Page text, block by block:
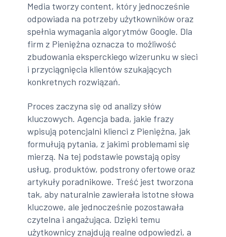
Media tworzy content, który jednocześnie
odpowiada na potrzeby użytkowników oraz
spełnia wymagania algorytmów Google. Dla
firm z Pieniężna oznacza to możliwość
zbudowania eksperckiego wizerunku w sieci
i przyciągnięcia klientów szukających
konkretnych rozwiązań.
Proces zaczyna się od analizy słów
kluczowych. Agencja bada, jakie frazy
wpisują potencjalni klienci z Pieniężna, jak
formułują pytania, z jakimi problemami się
mierzą. Na tej podstawie powstają opisy
usług, produktów, podstrony ofertowe oraz
artykuły poradnikowe. Treść jest tworzona
tak, aby naturalnie zawierała istotne słowa
kluczowe, ale jednocześnie pozostawała
czytelna i angażująca. Dzięki temu
użytkownicy znajdują realne odpowiedzi, a